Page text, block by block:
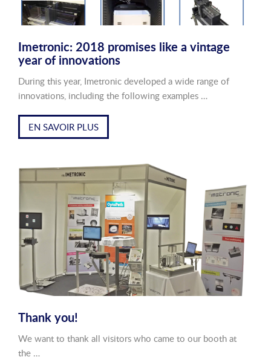
Imetronic: 2018 promises like a vintage
year of innovations
During this year, Imetronic developed a wide range of
innovations, including the following examples …
EN SAVOIR PLUS
Thank you!
We want to thank all visitors who came to our booth at
the …